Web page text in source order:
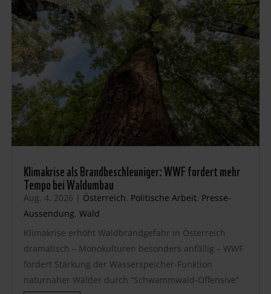
Klimakrise als Brandbeschleuniger: WWF fordert mehr
Tempo bei Waldumbau
Aug. 4, 2026 | Österreich, Politische Arbeit, Presse-
Aussendung, Wald
Klimakrise erhöht Waldbrandgefahr in Österreich
dramatisch – Monokulturen besonders anfällig – WWF
fordert Stärkung der Wasserspeicher-Funktion
naturnaher Wälder durch “Schwammwald-Offensive”